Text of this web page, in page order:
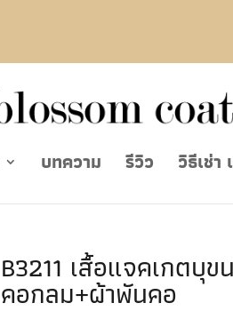
บทความ รีวิว วิธีเช่า
B3211 เสื้อแจคเกตบุขน
คอกลม+ผ้าพันคอ